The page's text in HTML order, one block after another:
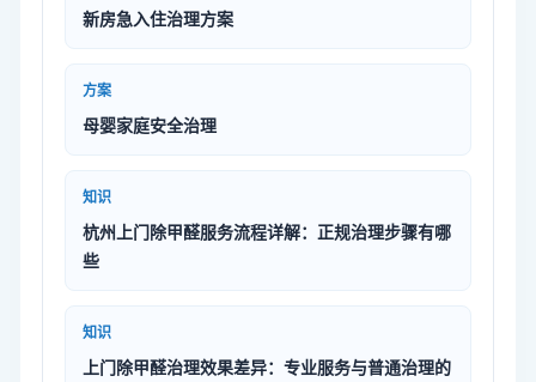
新房急入住治理方案
方案
母婴家庭安全治理
知识
杭州上门除甲醛服务流程详解：正规治理步骤有哪
些
知识
上门除甲醛治理效果差异：专业服务与普通治理的